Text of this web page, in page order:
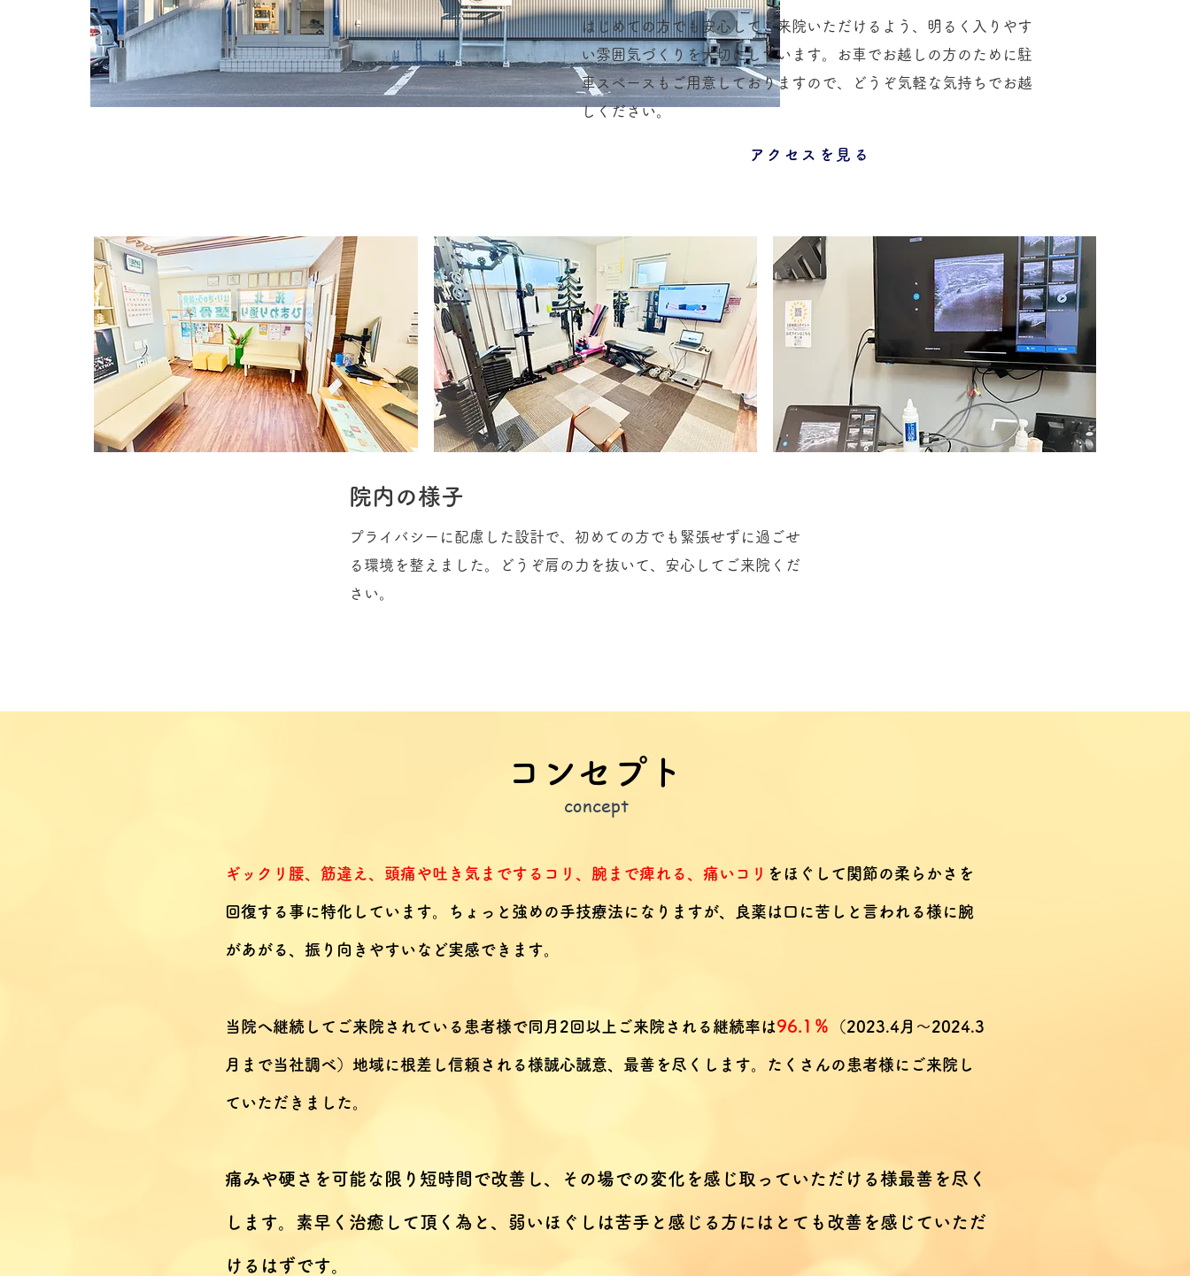
はじめての方でも安心してご来院いただけるよう、明るく入りやす
い雰囲気づくりを大切にしています。お車でお越しの方のために駐
車スペースもご用意しておりますので、どうぞ気軽な気持ちでお越
しください。
アクセスを見る
院内の様子
プライバシーに配慮した設計で、初めての方でも緊張せずに過ごせ
る環境を整えました。どうぞ肩の力を抜いて、安心してご来院くだ
さい。
コンセプト
concept
ギックリ腰、筋違え、頭痛や吐き気までするコリ、腕まで痺れる、痛いコリ をほぐして関節の柔らかさを
回復する事に特化しています。ちょっと強めの手技療法になりますが、良薬は口に苦しと言われる様に​腕
があがる、振り向きやすいなど実感できます。
当院へ継続してご来院されている患者様で同月2回以上ご来院される継続率は96.1％ （2023.4月～2024.3
月まで当社調べ）地域に根差し信頼される様誠心誠意、最善を尽くします。​たくさんの患者様にご来院し
ていただきました。
痛みや硬さを可能な限り短時間で改善し、その場での変化を感じ取っていただける様最善を尽く
します。素早く治癒して頂く為と、弱いほぐしは苦手と感じる方にはとても改善を感じていただ
けるはずです。